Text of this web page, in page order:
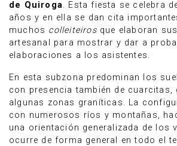
de Quiroga. Esta fiesta se celebra
años y en ella se dan cita
muchos colleiteirosque elaboran
artesanal para mostrar y dar a
elaboraciones a los asistentes.
En esta subzona predominan los
con presencia también de cuarcitas,
algunas zonas graníticas. La
con numerosos ríos y montañas,
una orientación generalizada de los
ocurre de forma general en todo el